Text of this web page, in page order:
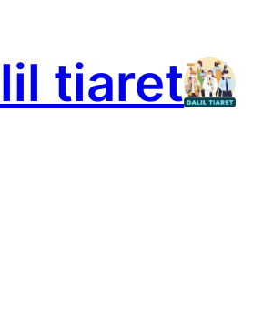
المحتوى tiaret